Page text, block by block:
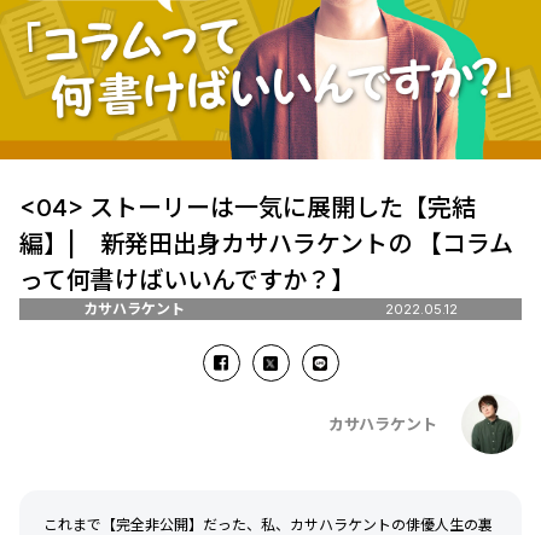
<04> ストーリーは一気に展開した【完結
編】| 新発田出身カサハラケントの 【コラム
って何書けばいいんですか？】
カサハラケント 2022.05.12
カサハラケント
これまで【完全非公開】だった、私、カサハラケントの俳優人生の裏